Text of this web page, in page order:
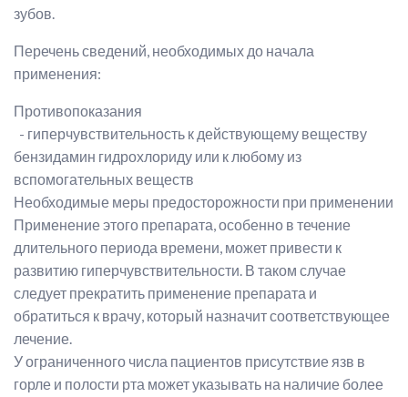
зубов.
Перечень сведений, необходимых до начала
применения:
Противопоказания
- гиперчувствительность к действующему веществу
бензидамин гидрохлориду или к любому из
вспомогательных веществ
Необходимые меры предосторожности при применении
Применение этого препарата, особенно в течение
длительного периода времени, может привести к
развитию гиперчувствительности. В таком случае
следует прекратить применение препарата и
обратиться к врачу, который назначит соответствующее
лечение.
У ограниченного числа пациентов присутствие язв в
горле и полости рта может указывать на наличие более